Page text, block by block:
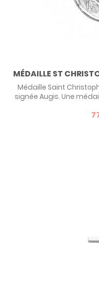
MÉDAILLE ST
Médaille Saint
signée Augis. Une